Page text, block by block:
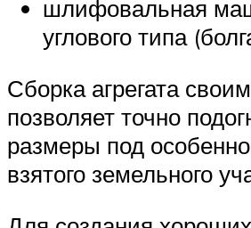
шлифовальная
углового типа
Сборка агрегата
позволяет точно
размеры под
взятого земельного